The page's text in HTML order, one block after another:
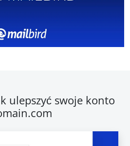
ulepszyć swoje konto